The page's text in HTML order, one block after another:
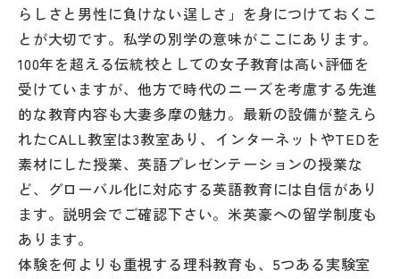
運営会社
らしさと男性に負けない逞しさ」を身につけておくこ
とが大切です。私学の別学の意味がここにあります。
100年を超える伝統校としての女子教育は高い評価を
受けていますが、他方で時代のニーズを考慮する先進
的な教育内容も大妻多摩の魅力。最新の設備が整えら
れたCALL教室は3教室あり、インターネットやTEDを
素材にした授業、英語プレゼンテーションの授業な
ど、グローバル化に対応する英語教育には自信があり
ます。説明会でご確認下さい。米英豪への留学制度も
あります。
体験を何よりも重視する理科教育も、5つある実験室